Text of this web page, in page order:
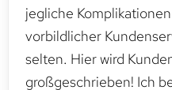
jegliche
vorbildlicher
selten. Hier wird
großgeschrieben! Ich